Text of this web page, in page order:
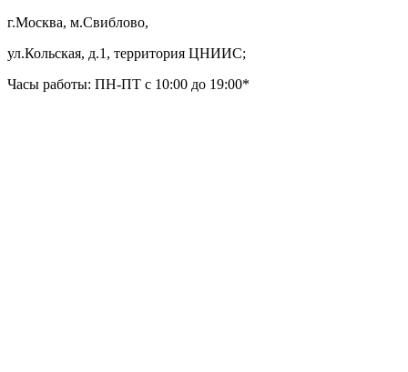
г.Москва, м.Свиблово,
ул.Кольская, д.1, территория ЦНИИС;
Часы работы: ПН-ПТ с 10:00 до 19:00*